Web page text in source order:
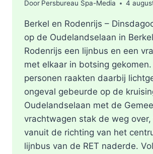
Door Persbureau Spa-Media 4
Berkel en Rodenrijs –
op de Oudelandselaan in
Rodenrijs een lijnbus en een
met elkaar in botsing
personen raakten daarbij
ongeval gebeurde op de
Oudelandselaan met de
vrachtwagen stak de weg
vanuit de richting van het
lijnbus van de RET naderde.